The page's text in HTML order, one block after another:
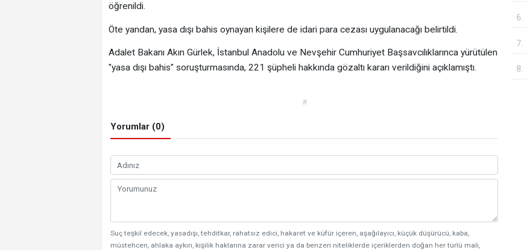
öğrenildi.
Öte yandan, yasa dışı bahis oynayan kişilere de idari para cezası uygulanacağı belirtildi.
Adalet Bakanı Akın Gürlek, İstanbul Anadolu ve Nevşehir Cumhuriyet Başsavcılıklarınca yürütülen
"yasa dışı bahis" soruşturmasında, 221 şüpheli hakkında gözaltı kararı verildiğini açıklamıştı.
#
Yorumlar (0)
Suç teşkil edecek, yasadışı, tehditkar, rahatsız edici, hakaret ve küfür içeren, aşağılayıcı, küçük düşürücü, kaba,
müstehcen, ahlaka aykırı, kişilik haklarına zarar verici ya da benzeri niteliklerde içeriklerden doğan her türlü mali,
6.
7.
8.